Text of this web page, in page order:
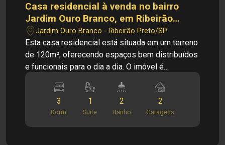
Casa residencial à venda no bairro
Jardim Ouro Branco, em Ribeirão
Preto/SP.
Jardim Ouro Branco - Ribeirão Preto/SP
Esta casa residencial está situada em um terreno
de 120m², oferecendo espaços bem distribuídos
e funcionais para o dia a dia. O imóvel é
quintal, área gourmet e área de serviço,
proporcionando conforto, praticidade e um
excelente espaço para momentos de lazer e
confraternização com familiares e amigos.
3
Dorm.
1
Suite
2
Banho
2
Garagens